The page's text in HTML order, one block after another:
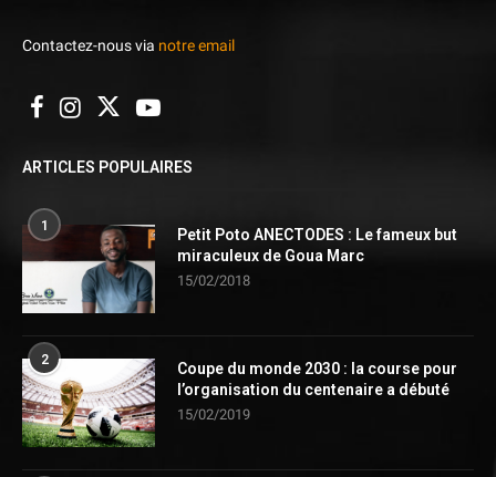
Contactez-nous via notre email
ARTICLES POPULAIRES
1
Petit Poto ANECTODES : Le fameux but
miraculeux de Goua Marc
15/02/2018
2
Coupe du monde 2030 : la course pour
l’organisation du centenaire a débuté
15/02/2019